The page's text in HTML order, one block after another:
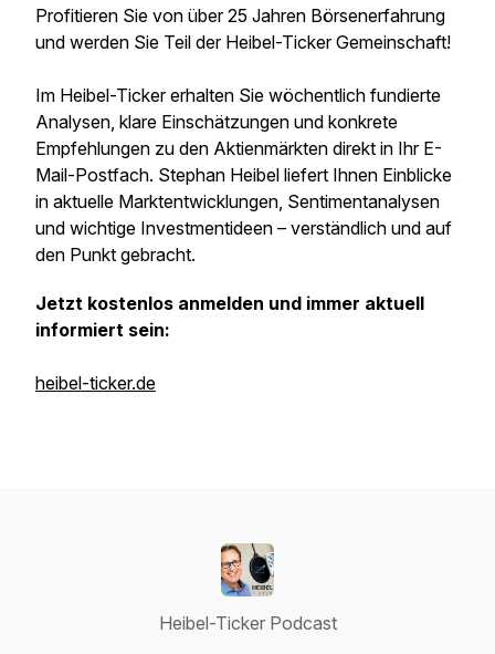
Profitieren Sie von über 25 Jahren Börsenerfahrung
und werden Sie Teil der Heibel-Ticker Gemeinschaft!
Im Heibel-Ticker erhalten Sie wöchentlich fundierte
Analysen, klare Einschätzungen und konkrete
Empfehlungen zu den Aktienmärkten direkt in Ihr E-
Mail-Postfach. Stephan Heibel liefert Ihnen Einblicke
in aktuelle Marktentwicklungen, Sentimentanalysen
und wichtige Investmentideen – verständlich und auf
den Punkt gebracht.
Jetzt kostenlos anmelden und immer aktuell
informiert sein:
heibel-ticker.de
Heibel-Ticker Podcast